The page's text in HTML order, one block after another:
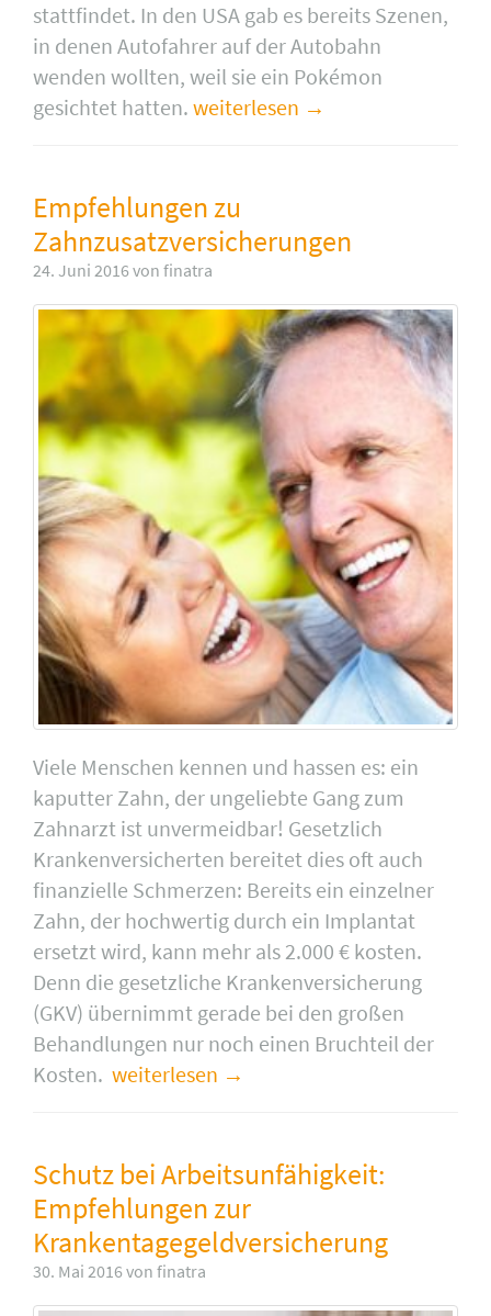
stattfindet. In den USA gab es bereits Szenen,
in denen Autofahrer auf der Autobahn
wenden wollten, weil sie ein Pokémon
gesichtet hatten. weiterlesen
Empfehlungen zu
Zahnzusatzversicherungen
24. Juni 2016 von finatra
Viele Menschen kennen und hassen es: ein
kaputter Zahn, der ungeliebte Gang zum
Zahnarzt ist unvermeidbar! Gesetzlich
Krankenversicherten bereitet dies oft auch
finanzielle Schmerzen: Bereits ein einzelner
Zahn, der hochwertig durch ein Implantat
ersetzt wird, kann mehr als 2.000 € kosten.
Denn die gesetzliche Krankenversicherung
(GKV) übernimmt gerade bei den großen
Behandlungen nur noch einen Bruchteil der
Kosten. weiterlesen
Schutz bei Arbeitsunfähigkeit:
Empfehlungen zur
Krankentagegeldversicherung
30. Mai 2016 von finatra